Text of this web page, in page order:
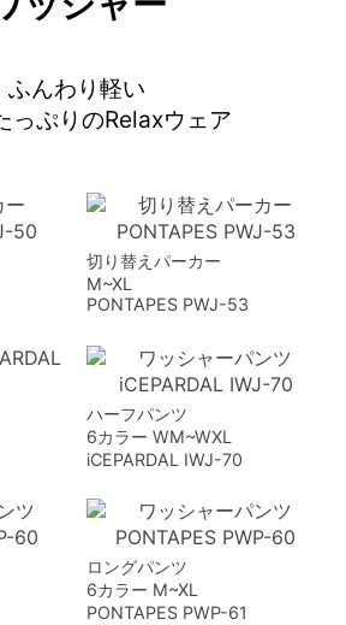
ふんわり軽い
っぷりのRelaxウェア
切り替えパーカー
M~XL
PONTAPES PWJ-53
ハーフパンツ
6カラー WM~WXL
iCEPARDAL IWJ-70
ロングパンツ
6カラー M~XL
PONTAPES PWP-61